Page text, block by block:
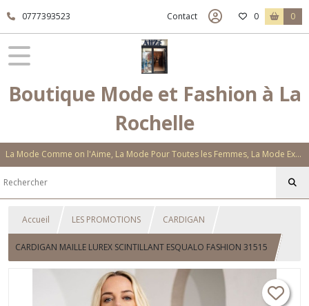
0777393523 Contact 0 0
Boutique Mode et Fashion à La
Rochelle
La Mode Comme on l'Aime, La Mode Pour Toutes les Femmes, La Mode Exclusive Aux Matières Et Couleurs Novatrices, La Mode Qui Vous Séduira
Accueil LES PROMOTIONS CARDIGAN
CARDIGAN MAILLE LUREX SCINTILLANT ESQUALO FASHION 31515